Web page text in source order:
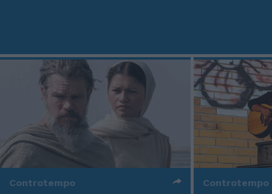
Controtempo Controtempo